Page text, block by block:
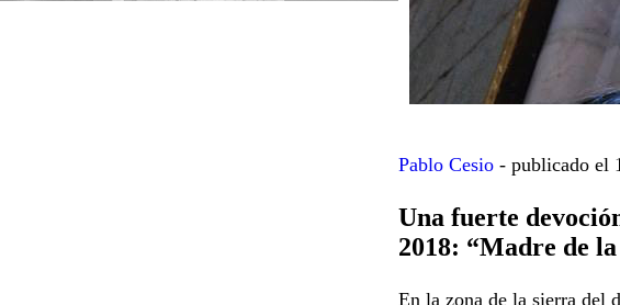
Pablo Cesio- publicado el
Una fuerte
2018: “Madre de
En la zona de la sierra del